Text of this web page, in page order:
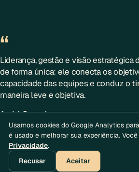
“
Liderança, gestão e visão estratégica
de forma única: ele conecta os
capacidade das equipes e conduz o
maneira leve e objetiva.
André Sucupira
Product Designer Sênior · Bradesco · Professor
Usamos cookies do Google Analytics
é usado e melhorar sua experiência.
Privacidade.
Recusar
Aceitar